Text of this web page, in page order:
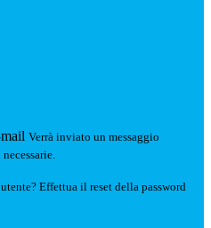
Verrà inviato un messaggio
Effettua il reset della password